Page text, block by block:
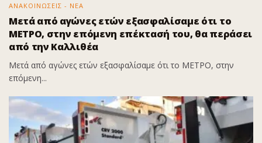
ΑΝΑΚΟΙΝΩΣΕΙΣ - ΝΕΑ
Μετά από αγώνες ετών εξασφαλίσαμε ότι το
ΜΕΤΡΟ, στην επόμενη επέκτασή του, θα περάσει
από την Καλλιθέα
Μετά από αγώνες ετών εξασφαλίσαμε ότι το ΜΕΤΡΟ, στην
επόμενη...